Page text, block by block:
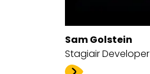
Sam Golstein
Stagiair Developer